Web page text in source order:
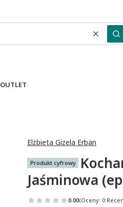
Wyczyść
OUTLET
Elżbieta Gizela Erban
Produkt cyfrowy
Jaśminowa
0.00(Oceny: 0